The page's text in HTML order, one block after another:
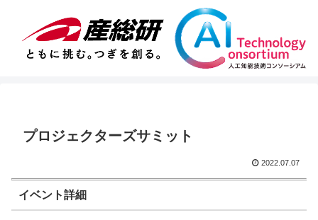
プロジェクターズサミット
2022.07.07
イベント詳細